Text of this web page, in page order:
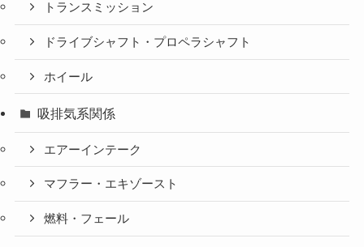
トランスミッション
ドライブシャフト・プロペラシャフト
ホイール
吸排気系関係
エアーインテーク
マフラー・エキゾースト
燃料・フェール